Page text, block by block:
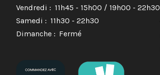
Vendredi : 11h45 - 15h00 / 19h00 - 22h30
Samedi : 11h30 - 22h30
Dimanche : Fermé